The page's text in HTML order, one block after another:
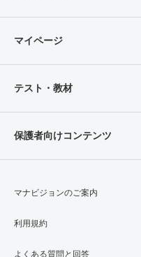
マイページ
テスト・教材
保護者向けコンテンツ
マナビジョンのご案内
利用規約
よくある質問と回答